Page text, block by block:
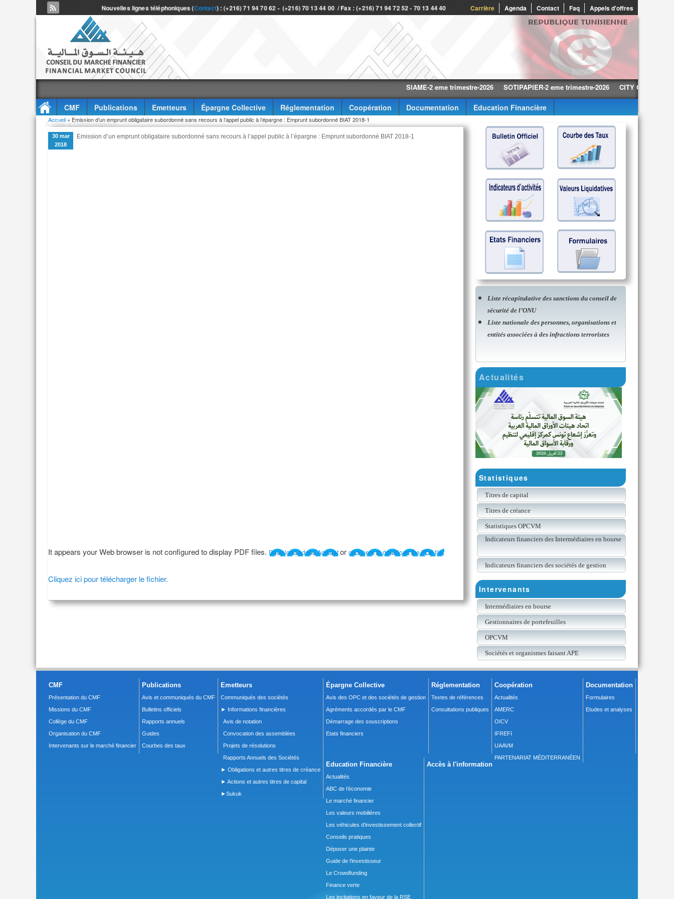
Carrière Agenda Contact Faq Appels d'offres
Nouvelles lignes téléphoniques (Contact) : (+216) 71 94 70 62 - (+216) 70 13 44 00 / Fax : (+216) 71 94 72 52 - 70 13 44 40
SIAME-2 eme trimestre-2026 SOTIPAPIER-2 eme trimestre-2026 CITY CARS-2 eme
CMF Publications Emetteurs Épargne Collective Réglementation Coopération Documentation
Education Financière
Accès à l'information
Vous êtes ici
Accueil » Emission d’un emprunt obligataire subordonné sans recours à l’appel public à l’épargne : Emprunt subordonné BIAT 2018-1
30 mar
2018
Emission d’un emprunt obligataire subordonné sans recours à l’appel public à l’épargne : Emprunt subordonné BIAT 2018-1
It appears your Web browser is not configured to display PDF files. Download adobe Acrobator click here to download the PDF file.
Cliquez ici pour télécharger le fichier.
Liste récapitulative des sanctions du conseil de
sécurité de l’ONU
Liste nationale des personnes, organisations et
entités associées à des infractions terroristes
Actualités
Statistiques
Titres de capital
Titres de créance
Statistiques OPCVM
Indicateurs financiers des Intermédiaires en bourse
Indicateurs financiers des sociétés de gestion
Intervenants
Intermédiaires en bourse
Gestionnaires de portefeuilles
OPCVM
Sociétés et organismes faisant APE
CMF
Présentation du CMF
Missions du CMF
Collège du CMF
Organisation du CMF
Intervenants sur le marché financier
Publications
Avis et communiqués du CMF
Bulletins officiels
Rapports annuels
Guides
Courbes des taux
Emetteurs
Communiqués des sociétés
► Informations financières
Avis de notation
Convocation des assemblées
Projets de résolutions
Rapports Annuels des Sociétés
► Obligations et autres titres de créance
► Actions et autres titres de capital
►Sukuk
Épargne Collective
Avis des OPC et des sociétés de gestion
Agréments accordés par le CMF
Démarrage des souscriptions
Etats financiers
Réglementation
Textes de références
Consultations publiques
Coopération
Actualités
AMERC
OICV
IFREFI
UAAVM
PARTENARIAT MÉDITERRANÉEN
Documentation
Formulaires
Etudes et analyses
Education Financière
Actualités
ABC de l’économie
Le marché financier
Les valeurs mobilières
Les véhicules d’investissement collectif
Conseils pratiques
Déposer une plainte
Guide de l’investisseur
Le Crowdfunding
Finance verte
Les incitations en faveur de la RSE
Accès à l'information